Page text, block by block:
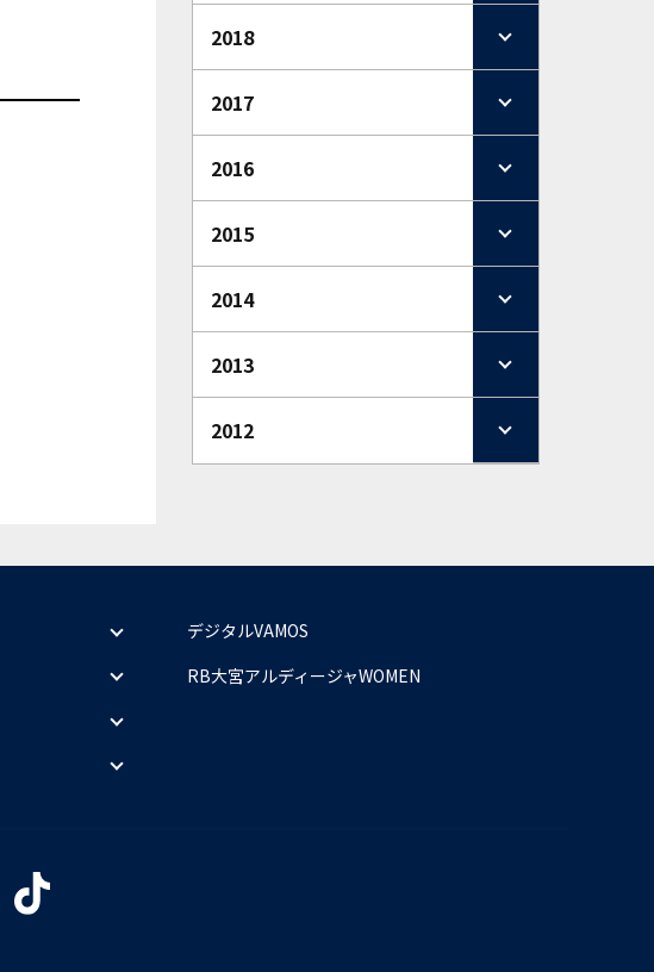
2018
2017
2016
2015
2014
2013
2012
デジタルVAMOS
RB大宮アルディージャWOMEN